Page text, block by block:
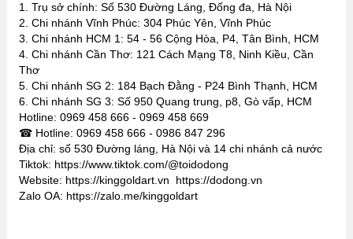
1. Trụ sở chính: Số 530 Đường Láng, Đống đa, Hà Nội
2. Chi nhánh Vĩnh Phúc: 304 Phúc Yên, Vĩnh Phúc
3. Chi nhánh HCM 1: 54 - 56 Cộng Hòa, P4, Tân Bình, HCM
4. Chi nhánh Cần Thơ: 121 Cách Mạng T8, Ninh Kiều, Cần
Thơ
5. Chi nhánh SG 2: 184 Bạch Đằng - P24 Bình Thạnh, HCM
6. Chi nhánh SG 3: Số 950 Quang trung, p8, Gò vấp, HCM
Hotline: 0969 458 666 - 0969 458 669
☎ Hotline: 0969 458 666 - 0986 847 296
Địa chỉ: số 530 Đường láng, Hà Nội và 14 chi nhánh cả nước
Tiktok: https://www.tiktok.com/@toidodong
Website: https://kinggoldart.vn https://dodong.vn
Zalo OA: https://zalo.me/kinggoldart